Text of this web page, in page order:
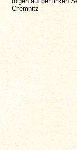
Chemnitz